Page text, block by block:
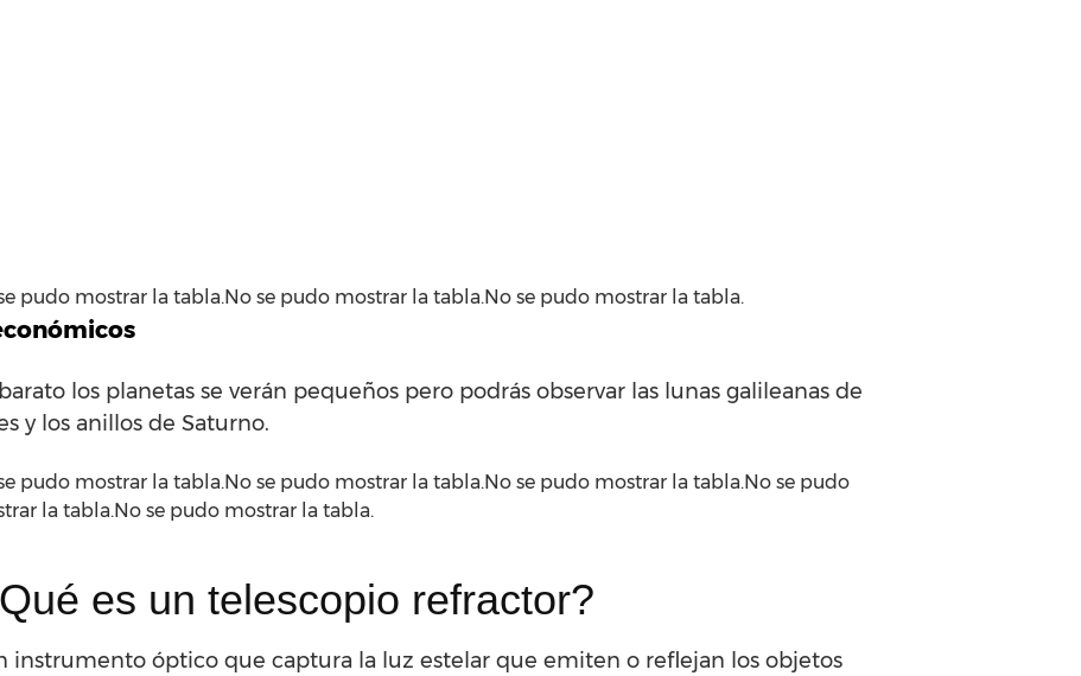
pudo mostrar la tabla.No se pudo mostrar la tabla.No se pudo mostrar la tabla.
los planetas se verán pequeños pero podrás observar las lunas galileanas de
y los anillos de Saturno.
pudo mostrar la tabla.No se pudo mostrar la tabla.No se pudo mostrar la tabla.No se pudo
la tabla.No se pudo mostrar la tabla.
es un telescopio refractor?
instrumento óptico que captura la luz estelar que emiten o reflejan los objetos